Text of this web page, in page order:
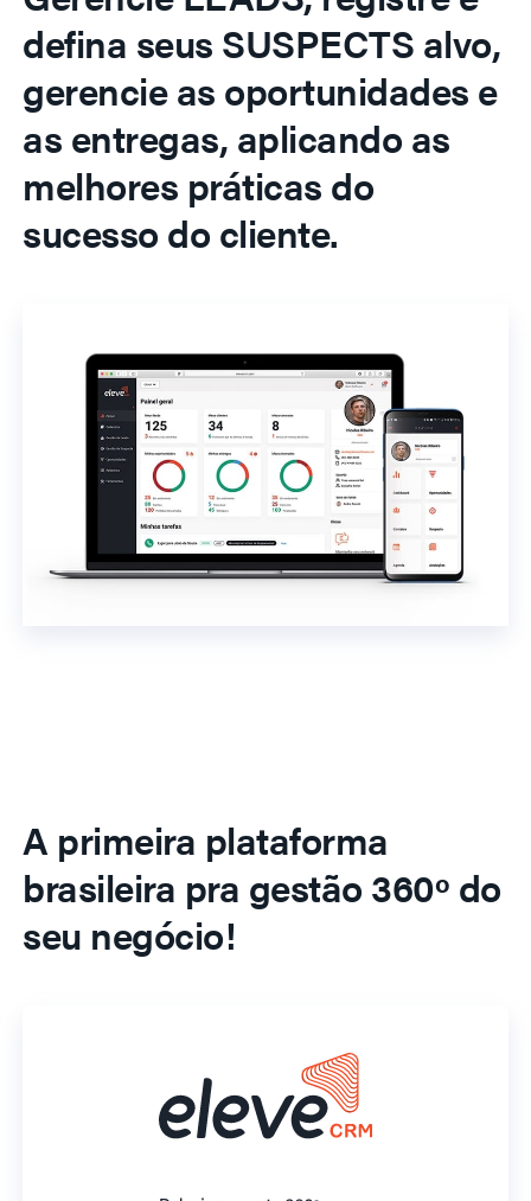
defina seus SUSPECTS alvo,
gerencie as oportunidades e
as entregas, aplicando as
melhores práticas do
sucesso do cliente.
A primeira plataforma
brasileira pra gestão 360º do
seu negócio!